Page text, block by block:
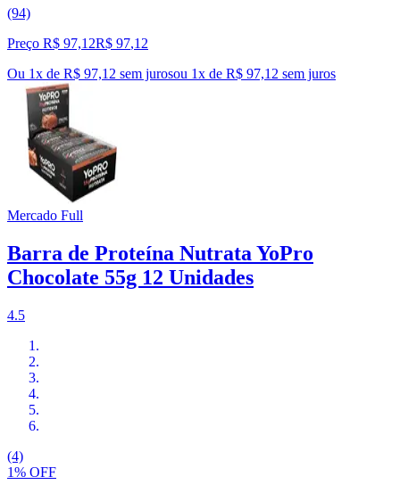
(94)
Preço R$ 97,12R$ 97,12
Ou 1x de R$ 97,12 sem jurosou 1x de R$ 97,12 sem juros
Mercado Full
Barra de Proteína Nutrata YoPro
Chocolate 55g 12 Unidades
4.5
(4)
1% OFF